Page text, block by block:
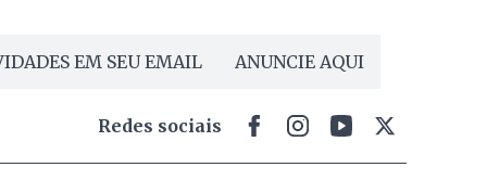
EM SEU EMAIL ANUNCIE AQUI
Redes sociais